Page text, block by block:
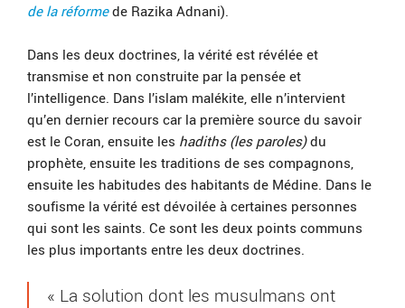
de la réforme de Razika Adnani).
Dans les deux doctrines, la vérité est révélée et
transmise et non construite par la pensée et
l’intelligence. Dans l’islam malékite, elle n’intervient
qu’en dernier recours car la première source du savoir
est le Coran, ensuite les hadiths (les paroles)du
prophète, ensuite les traditions de ses compagnons,
ensuite les habitudes des habitants de Médine. Dans le
soufisme la vérité est dévoilée à certaines personnes
qui sont les saints. Ce sont les deux points communs
les plus importants entre les deux doctrines.
« La solution dont les musulmans ont